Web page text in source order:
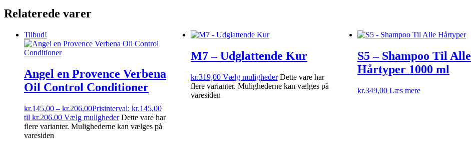
Relaterede varer
Tilbud!
Angel en Provence Verbena
Oil Control Conditioner
kr.145,00 – kr.206,00Prisinterval: kr.145,00
til kr.206,00 Vælg muligheder Dette vare har
flere varianter. Mulighederne kan vælges på
varesiden
M7 – Udglattende Kur
kr.319,00 Vælg muligheder Dette vare har
flere varianter. Mulighederne kan vælges på
varesiden
S5 – Shampoo Til Alle
Hårtyper 1000 ml
kr.349,00 Læs mere